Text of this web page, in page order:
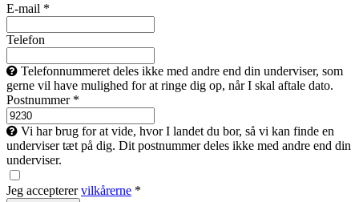
E-mail *
Telefon
Telefonnummeret deles ikke med andre end din underviser, som
gerne vil have mulighed for at ringe dig op, når I skal aftale dato.
Postnummer *
Vi har brug for at vide, hvor I landet du bor, så vi kan finde en
underviser tæt på dig. Dit postnummer deles ikke med andre end din
underviser.
Jeg accepterervilkårerne *